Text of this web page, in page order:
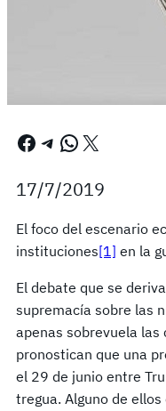
Facebook Telegram WhatsApp X
17/7/2019
El foco del escenario
instituciones[1] en la
El debate que se
supremacía sobre las
apenas sobrevuela las
pronostican que una
el 29 de junio entre
tregua. Alguno de